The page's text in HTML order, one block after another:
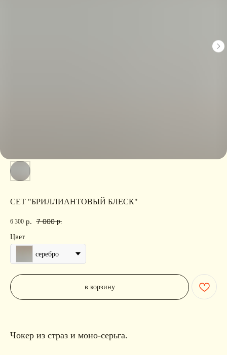
СЕТ "БРИЛЛИАНТОВЫЙ БЛЕСК"
6 300 р. 7 000 р.
Цвет
серебро
в корзину
Чокер из страз и моно-серьга.